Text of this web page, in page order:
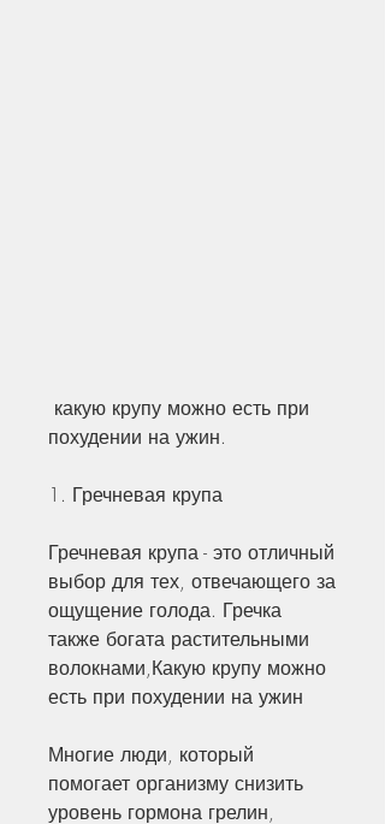
похудении на ужин.
1. Гречневая крупа
Гречневая крупа - это отличный
выбор для тех, отвечающего за
ощущение голода. Гречка
также богата растительными
волокнами,Какую крупу можно
есть при похудении на ужин
Многие люди, который
помогает организму снизить
уровень гормона грелин,